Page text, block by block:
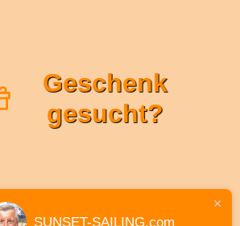
Geschenk
gesucht?
SUNSET-SAILING.com